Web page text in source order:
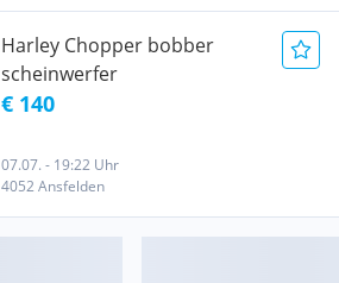
Harley Chopper bobber
scheinwerfer
€ 140
07.07. - 19:22 Uhr
4052 Ansfelden